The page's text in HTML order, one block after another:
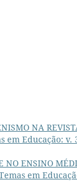
NA
em Educação: v.
NO ENSINO
em